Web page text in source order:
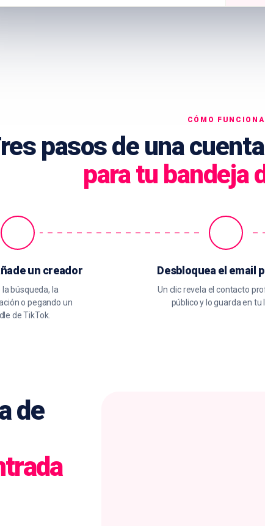
CÓMO FUNCIONA
pasos de una
para tu bandeja
un creador
la búsqueda, la
o pegando un
de TikTok.
Desbloquea el email
Un clic revela el contacto
público y lo guarda en tu
de